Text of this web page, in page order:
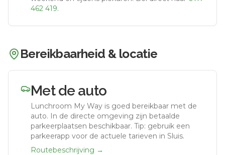
462 419.
Bereikbaarheid & locatie
Met de auto
Lunchroom My Way is goed bereikbaar met de
auto. In de directe omgeving zijn betaalde
parkeerplaatsen beschikbaar. Tip: gebruik een
parkeerapp voor de actuele tarieven in Sluis.
Routebeschrijving →